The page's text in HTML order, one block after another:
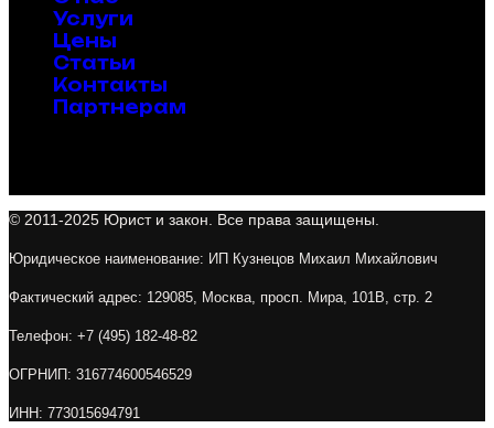
Услуги
Цены
Статьи
Контакты
Партнерам
© 2011-2025 Юрист и закон. Все права защищены.
Юридическое наименование: ИП Кузнецов Михаил Михайлович
Фактический адрес: 129085, Москва, просп. Мира, 101В, стр. 2
Телефон: +7 (495) 182-48-82
ОГРНИП: 316774600546529
ИНН: 773015694791